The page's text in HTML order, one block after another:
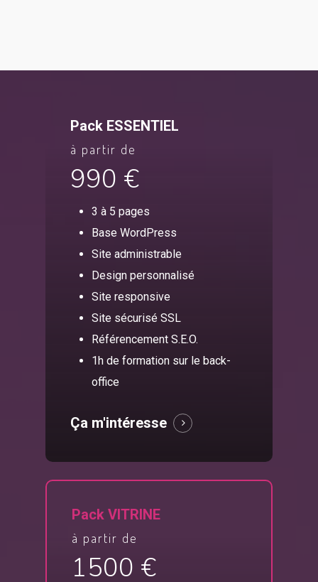
Pack ESSENTIEL
à partir de
990 €
3 à 5 pages
Base WordPress
Site administrable
Design personnalisé
Site responsive
Site sécurisé SSL
Référencement S.E.O.
1h de formation sur le back-
office
Ça m'intéresse
Pack VITRINE
à partir de
1500 €